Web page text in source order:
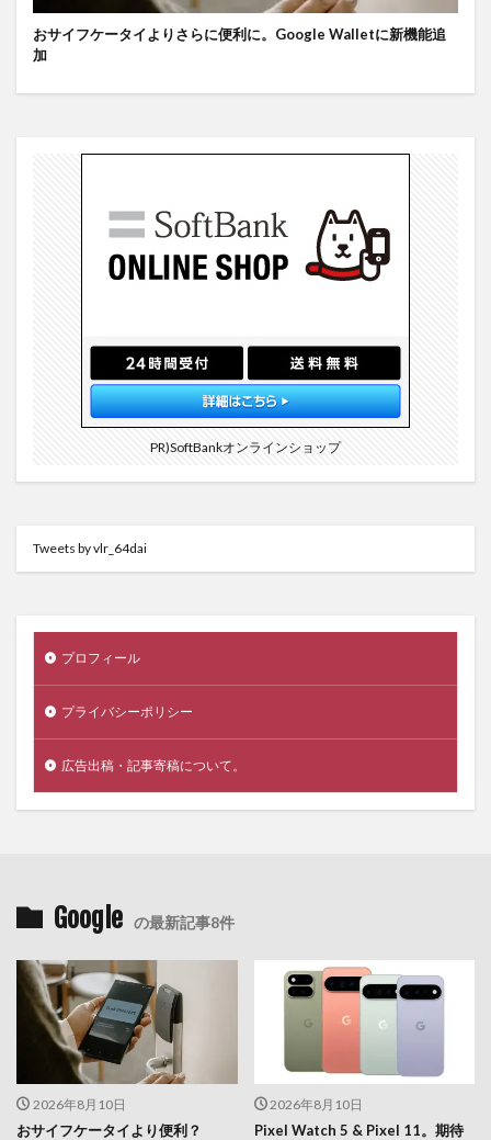
おサイフケータイよりさらに便利に。Google Walletに新機能追
加
PR)SoftBankオンラインショップ
Tweets by vlr_64dai
プロフィール
プライバシーポリシー
広告出稿・記事寄稿について。
Google の最新記事8件
2026年8月10日
おサイフケータイより便利？
2026年8月10日
Pixel Watch 5 & Pixel 11。期待